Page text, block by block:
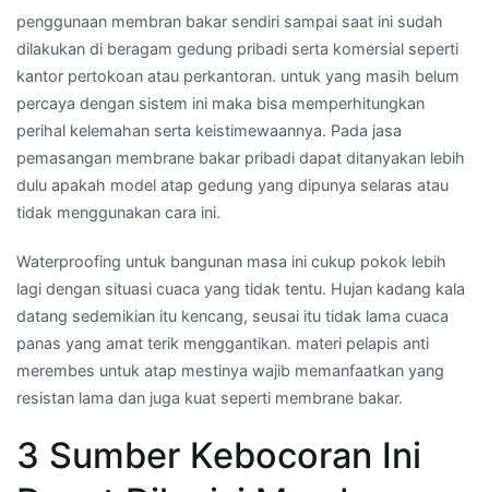
penggunaan membran bakar sendiri sampai saat ini sudah
dilakukan di beragam gedung pribadi serta komersial seperti
kantor pertokoan atau perkantoran. untuk yang masih belum
percaya dengan sistem ini maka bisa memperhitungkan
perihal kelemahan serta keistimewaannya. Pada jasa
pemasangan membrane bakar pribadi dapat ditanyakan lebih
dulu apakah model atap gedung yang dipunya selaras atau
tidak menggunakan cara ini.
Waterproofing untuk bangunan masa ini cukup pokok lebih
lagi dengan situasi cuaca yang tidak tentu. Hujan kadang kala
datang sedemikian itu kencang, seusai itu tidak lama cuaca
panas yang amat terik menggantikan. materi pelapis anti
merembes untuk atap mestinya wajib memanfaatkan yang
resistan lama dan juga kuat seperti membrane bakar.
3 Sumber Kebocoran Ini